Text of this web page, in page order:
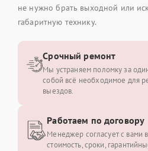
не нужно брать выходной или
габаритную технику.
Срочный ремонт
Мы устраняем поломку за
собой всё необходимое для
выездов.
Работаем по договору
Менеджер согласует с вами
стоимость, сроки,